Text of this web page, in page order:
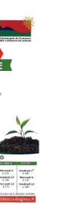
vues
Évènements